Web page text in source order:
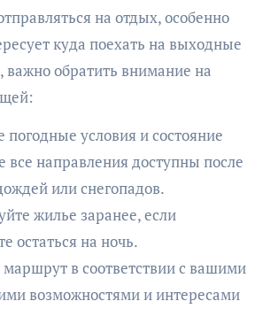
на отдых, особенно
куда поехать на выходные
важно обратить внимание на
погодные условия и состояние
все направления доступны после
или снегопадов.
жилье заранее, если
остаться на ночь.
в соответствии с вашими
возможностями и интересами